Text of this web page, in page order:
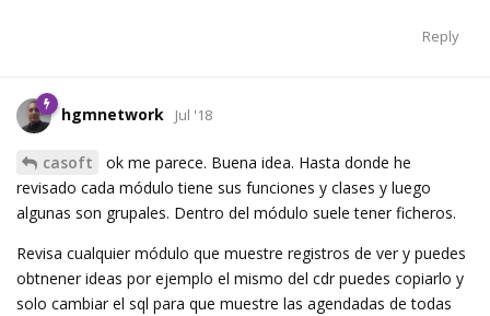
Reply
hgmnetwork Jul '18
casoft
ok me parece. Buena idea. Hasta donde he
revisado cada módulo tiene sus funciones y clases y luego
algunas son grupales. Dentro del módulo suele tener ficheros.
Revisa cualquier módulo que muestre registros de ver y puedes
obtnener ideas por ejemplo el mismo del cdr puedes copiarlo y
solo cambiar el sql para que muestre las agendadas de todas